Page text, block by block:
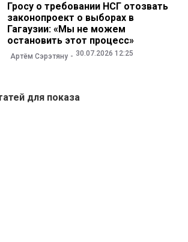
Гросу о требовании НСГ отозвать
законопроект о выборах в
Гагаузии: «Мы не можем
остановить этот процесс»
Артём Сэрэтяну 30.07.2026 12:25
для показа